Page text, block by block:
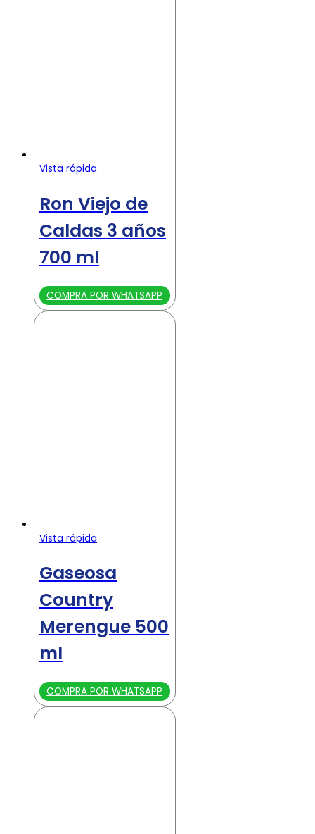
Vista rápida
Ron Viejo de
Caldas 3 años
700 ml
COMPRA POR WHATSAPP
Vista rápida
Gaseosa
Country
Merengue 500
ml
COMPRA POR WHATSAPP